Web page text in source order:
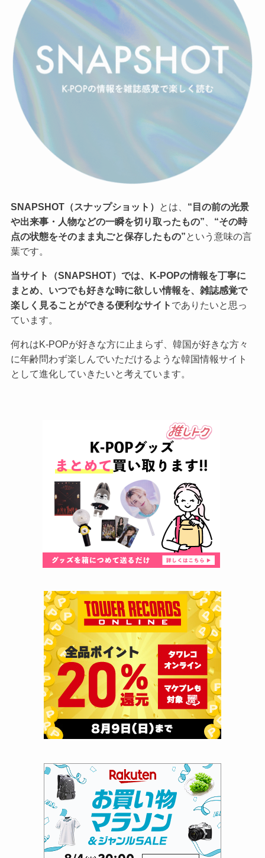
SNAPSHOT（スナップショット） とは、 “目の前の光景
や出来事・人物などの一瞬を切り取ったもの”
“その時
点の状態をそのまま丸ごと保存したもの”という意味の言
葉です。
当サイト（SNAPSHOT）では、K-POPの情報を丁寧に
まとめ、いつでも好きな時に欲しい情報を、雑誌感覚で
楽しく見ることができる便利なサイト でありたいと思っ
ています。
何れはK-POPが好きな方に止まらず、韓国が好きな方々
に年齢問わず楽しんでいただけるような韓国情報サイト
として進化していきたいと考えています。